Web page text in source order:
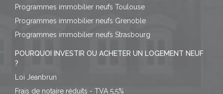
Programmes immobilier neufs Toulouse
Programmes immobilier neufs Grenoble
Programmes immobilier neufs Strasbourg
POURQUOI INVESTIR OU ACHETER UN LOGEMENT NEUF
?
Loi Jeanbrun
Frais de notaire réduits - TVA 5,5%